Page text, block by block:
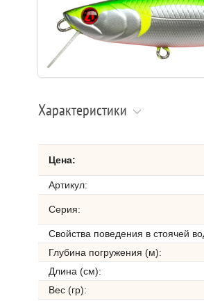
Характеристики
Цена:
Артикул:
Серия:
Свойства поведения в стоячей
Глубина погружения (м):
Длина (см):
Вес (гр):